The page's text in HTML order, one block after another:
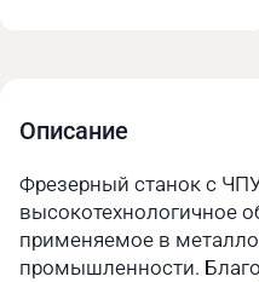
Описание
Фрезерный станок с
высокотехнологичное
применяемое в
промышленности.